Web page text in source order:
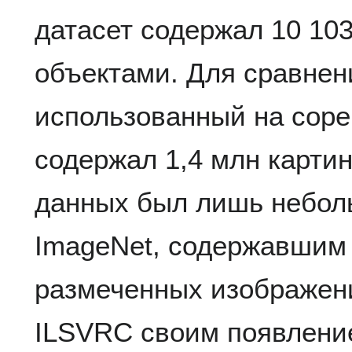
датасет содержал 10
объектами. Для
использованный на
содержал 1,4 млн
данных был лишь
ImageNet,
размеченных
ILSVRC своим